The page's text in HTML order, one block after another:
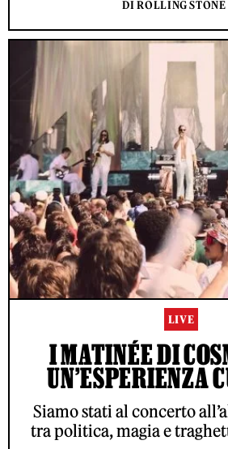
DI ROLLING
LIVE
I MATINÉE DI
UN’ESPERIENZA
Siamo stati al concerto
tra politica, magia e